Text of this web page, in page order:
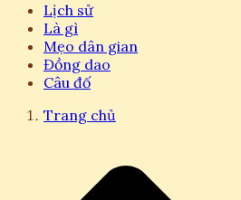
Lịch sử
Là gì
Mẹo dân gian
Đồng dao
Câu đố
Trang chủ